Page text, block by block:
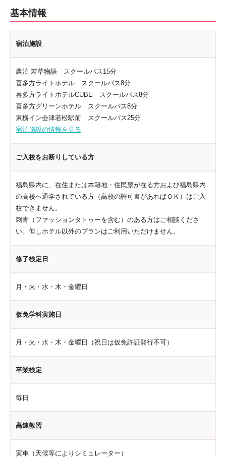
基本情報
宿泊施設
農泊 若草物語 スクールバス15分
喜多方ライトホテル スクールバス8分
喜多方ライトホテルCUBE スクールバス8分
喜多方グリーンホテル スクールバス8分
東横イン会津若松駅前 スクールバス25分
宿泊施設の情報を見る
ご入校をお断りしている方
福島県内に、在住または本籍地・住民票が在る方および福島県内
の高校へ通学されている方（高校の許可書があればＯＫ）はご入
校できません。
刺青（ファッションタトゥーを含む）のある方はご相談くださ
い。但しホテル以外のプランはご利用いただけません。
修了検定日
月・火・水・木・金曜日
仮免学科実施日
月・火・水・木・金曜日（祝日は仮免許証発行不可）
卒業検定
毎日
高速教習
実車（天候等によりシミュレーター）